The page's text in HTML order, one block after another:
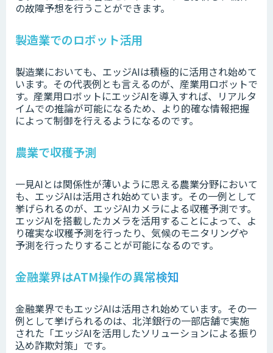
の故障予想を行うことができます。
製造業でのロボット活用
製造業においても、エッジAIは積極的に活用され始めて
います。その代表例とも言えるのが、産業用ロボットで
す。産業用ロボットにエッジAIを導入すれば、リアルタ
イムでの推論が可能になるため、より的確な情報把握
によって制御を行えるようになるのです。
農業で収穫予測
一見AIとは関係性が薄いように思える農業分野において
も、エッジAIは活用され始めています。その一例として
挙げられるのが、エッジAIカメラによる収穫予測です。
エッジAIを搭載したカメラを活用することによって、よ
り確実な収穫予測を行ったり、気候のモニタリングや
予測を行ったりすることが可能になるのです。
金融業界はATM操作の異常検知
金融業界でもエッジAIは活用され始めています。その一
例として挙げられるのは、北洋銀行の一部店舗で実施
された「エッジAIを活用したソリューションによる振り
込め詐欺対策」です。